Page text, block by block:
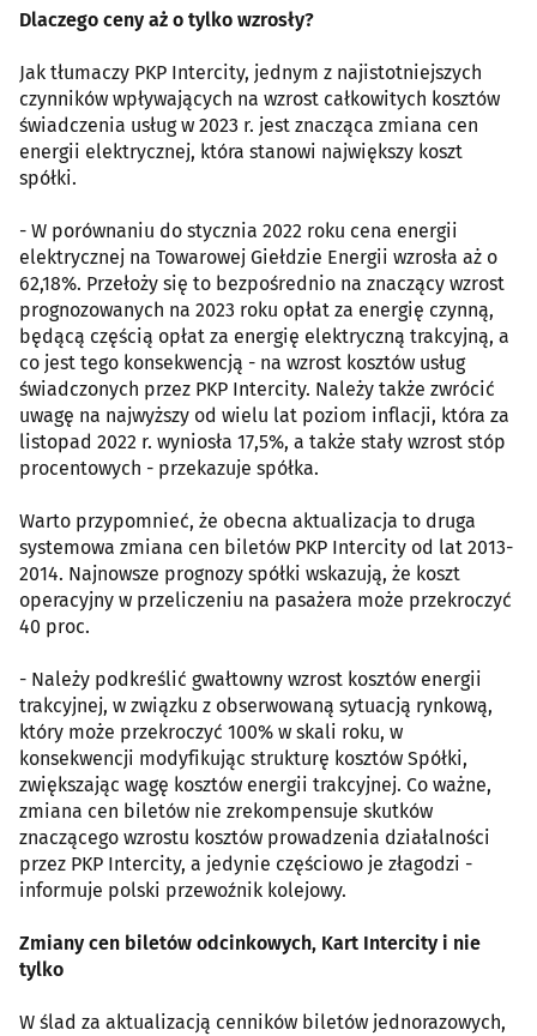
Dlaczego ceny aż o tylko wzrosły?
Jak tłumaczy PKP Intercity, jednym z najistotniejszych
czynników wpływających na wzrost całkowitych kosztów
świadczenia usług w 2023 r. jest znacząca zmiana cen
energii elektrycznej, która stanowi największy koszt
spółki.
- W porównaniu do stycznia 2022 roku cena energii
elektrycznej na Towarowej Giełdzie Energii wzrosła aż o
62,18%. Przełoży się to bezpośrednio na znaczący wzrost
prognozowanych na 2023 roku opłat za energię czynną,
będącą częścią opłat za energię elektryczną trakcyjną, a
co jest tego konsekwencją - na wzrost kosztów usług
świadczonych przez PKP Intercity. Należy także zwrócić
uwagę na najwyższy od wielu lat poziom inflacji, która za
listopad 2022 r. wyniosła 17,5%, a także stały wzrost stóp
procentowych - przekazuje spółka.
Warto przypomnieć, że obecna aktualizacja to druga
systemowa zmiana cen biletów PKP Intercity od lat 2013-
2014. Najnowsze prognozy spółki wskazują, że koszt
operacyjny w przeliczeniu na pasażera może przekroczyć
40 proc.
- Należy podkreślić gwałtowny wzrost kosztów energii
trakcyjnej, w związku z obserwowaną sytuacją rynkową,
który może przekroczyć 100% w skali roku, w
konsekwencji modyfikując strukturę kosztów Spółki,
zwiększając wagę kosztów energii trakcyjnej. Co ważne,
zmiana cen biletów nie zrekompensuje skutków
znaczącego wzrostu kosztów prowadzenia działalności
przez PKP Intercity, a jedynie częściowo je złagodzi -
informuje polski przewoźnik kolejowy.
Zmiany cen biletów odcinkowych, Kart Intercity i nie
tylko
W ślad za aktualizacją cenników biletów jednorazowych,